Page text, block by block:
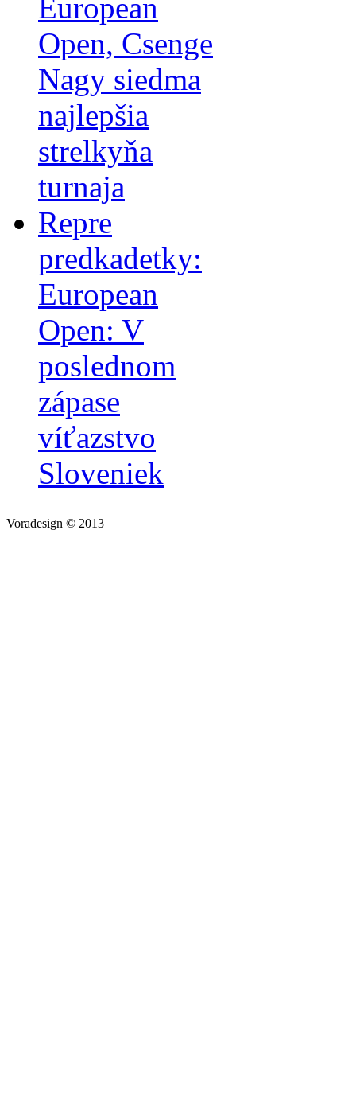
European
Open, Csenge
Nagy siedma
najlepšia
strelkyňa
turnaja
Repre
predkadetky:
European
Open: V
poslednom
zápase
víťazstvo
Sloveniek
Voradesign © 2013